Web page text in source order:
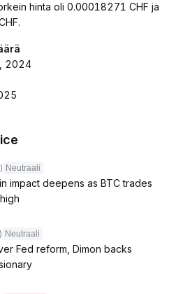
hinta oli 0.00018271 CHF ja
2024
Neutraali
impact deepens as BTC trades
Neutraali
Fed reform, Dimon backs